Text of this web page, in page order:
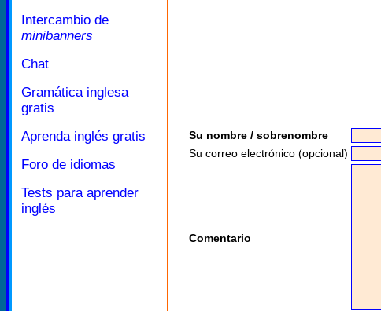
Intercambio de
minibanners
Chat
Gramática inglesa
gratis
Aprenda inglés gratis
Foro de idiomas
Tests para aprender
inglés
Su nombre / sobrenombre
Su correo electrónico (opcional)
Comentario